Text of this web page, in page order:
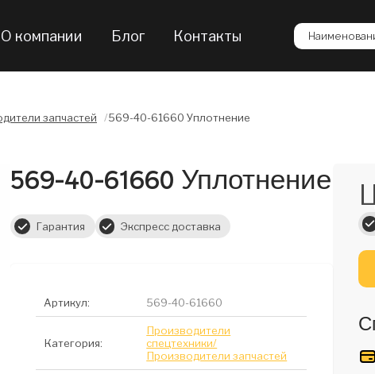
О компании Блог Контакты
запчастей /569-40-61660 Уплотнение
569-40-61660 Уплотнение
Гарантия Экспресс доставка
Артикул: 569-40-61660
Категория:
Производители
спецтехники/
Производители запчастей